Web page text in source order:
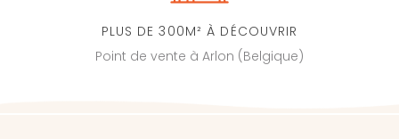
PLUS DE 300M² À DÉCOUVRIR
Point de vente à Arlon (Belgique)